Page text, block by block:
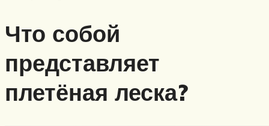
Что собой
представляет
плетёная леска?